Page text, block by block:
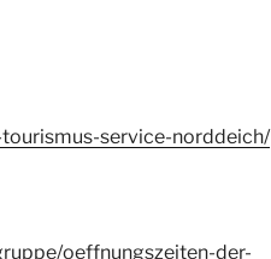
service-norddeich/
oeffnungszeiten-der-